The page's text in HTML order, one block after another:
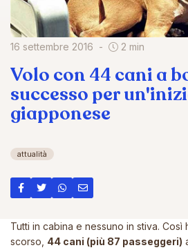
16 settembre 2016 2 min
Volo con 44 cani a
successo per
giapponese
attualità
Tutti in cabina e nessuno in stiva. Così
scorso, 44 cani (più 87 passeggeri)